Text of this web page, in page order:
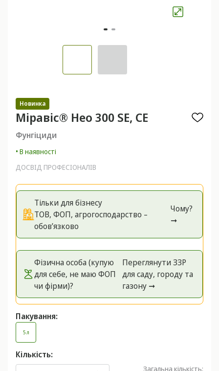
Новинка
Міравіс® Нео 300 SE, СE
Фунгіциди
• В наявності
ДОСВІД ПРОФЕСІОНАЛІВ
Тільки для бізнесу
ТОВ, ФОП, агрогосподарство –
обов’язково
Чому?
➞
Фізична особа (купую
для себе, не маю ФОП
чи фірми)?
Переглянути ЗЗР
для саду, городу та
газону ➞
Пакування:
5 л
Кількість:
Загальна кількість: